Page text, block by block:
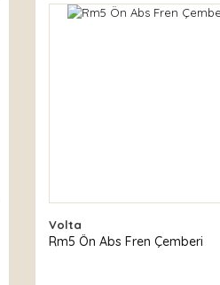
Volta
Rm5 Ön Abs Fren Çemberi